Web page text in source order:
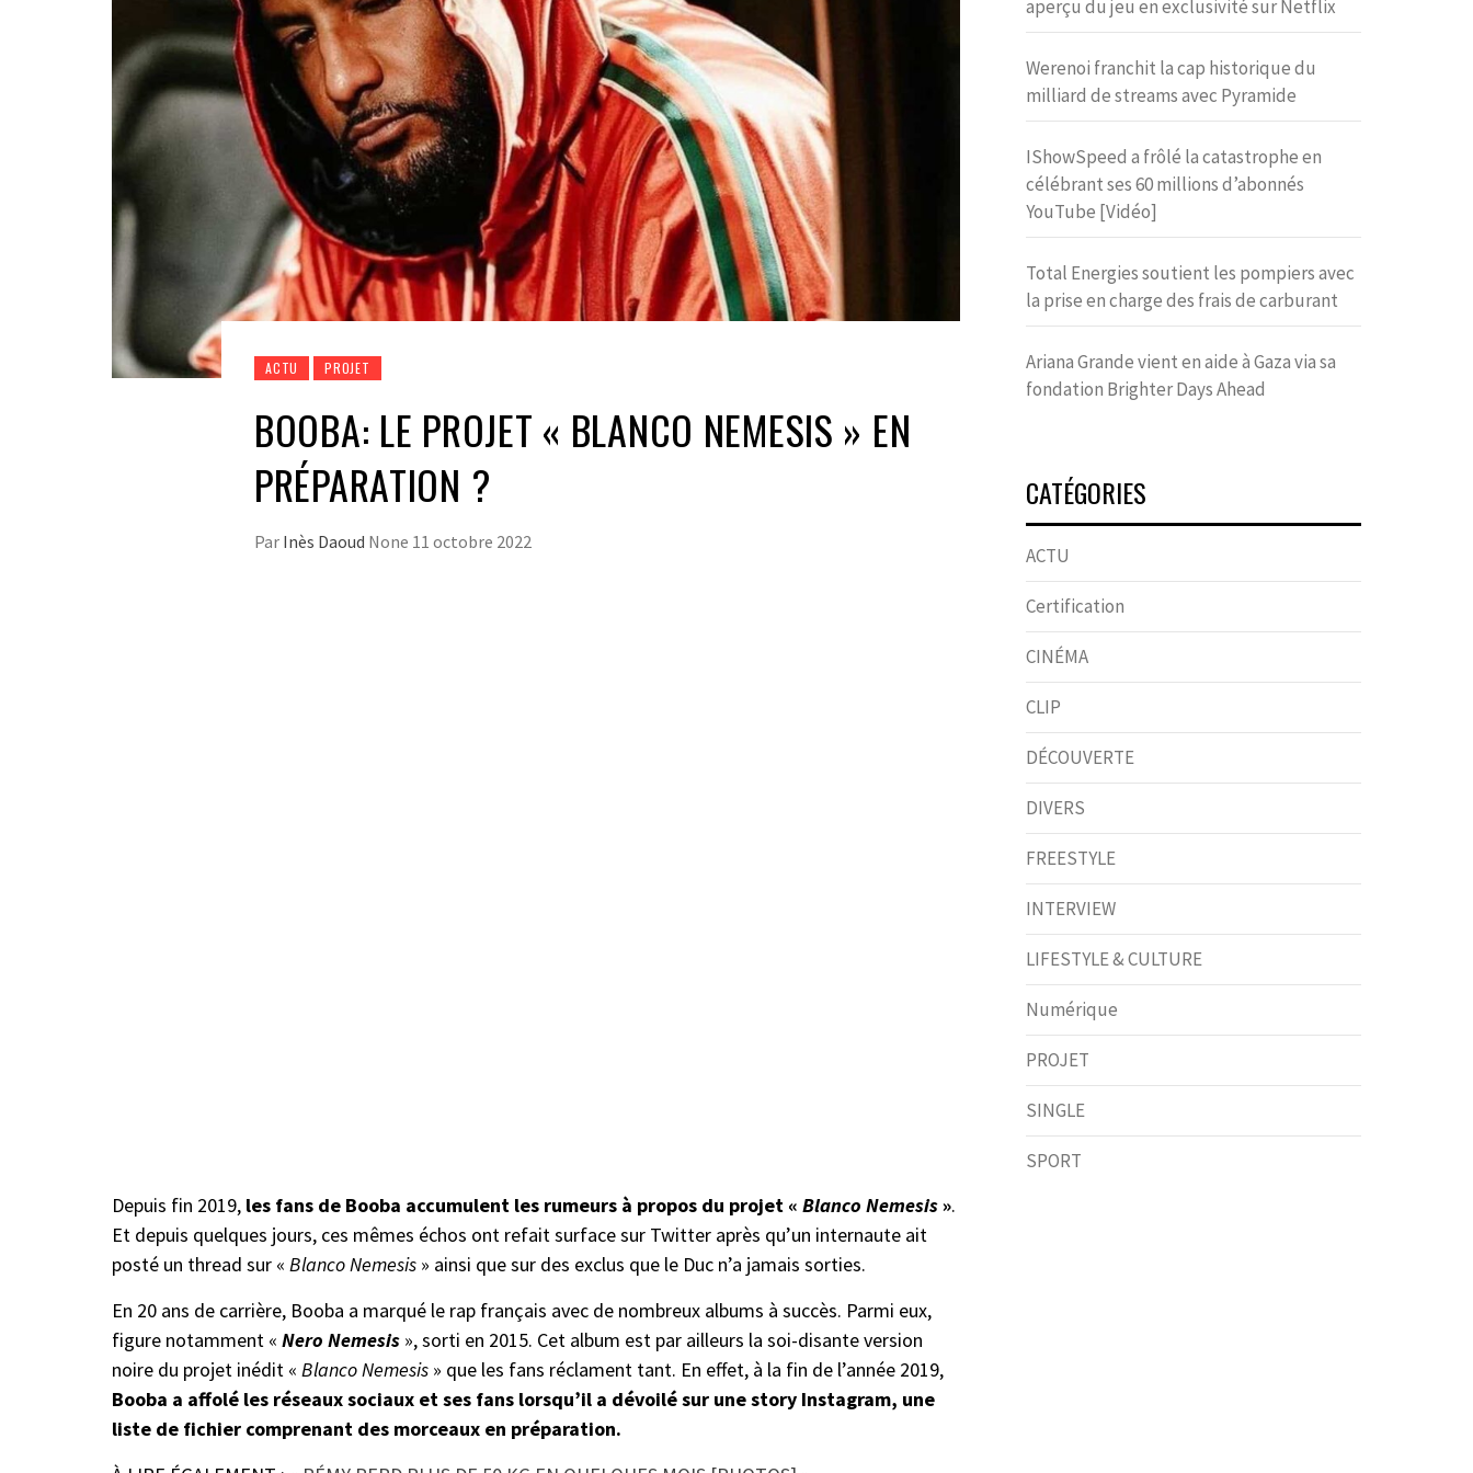
ACTU PROJET
BOOBA: LE PROJET « BLANCO NEMESIS » EN
PRÉPARATION ?
Par Inès Daoud None 11 octobre 2022
Depuis fin 2019, les fans de Booba accumulent les rumeurs à propos du projet « Blanco Nemesis».
Et depuis quelques jours, ces mêmes échos ont refait surface sur Twitter après qu’un internaute ait
posté un thread sur « Blanco Nemesis » ainsi que sur des exclus que le Duc n’a jamais sorties.
En 20 ans de carrière, Booba a marqué le rap français avec de nombreux albums à succès. Parmi eux,
figure notamment « Nero Nemesis », sorti en 2015. Cet album est par ailleurs la soi-disante version
noire du projet inédit « Blanco Nemesis » que les fans réclament tant. En effet, à la fin de l’année 2019,
Booba a affolé les réseaux sociaux et ses fans lorsqu’il a dévoilé sur une story Instagram, une
liste de fichier comprenant des morceaux en préparation.
aperçu du jeu en exclusivité sur Netflix
Werenoi franchit la cap historique du
milliard de streams avec Pyramide
IShowSpeed a frôlé la catastrophe en
célébrant ses 60 millions d’abonnés
YouTube [Vidéo]
Total Energies soutient les pompiers avec
la prise en charge des frais de carburant
Ariana Grande vient en aide à Gaza via sa
fondation Brighter Days Ahead
CATÉGORIES
ACTU
Certification
CINÉMA
CLIP
DÉCOUVERTE
DIVERS
FREESTYLE
INTERVIEW
LIFESTYLE & CULTURE
Numérique
PROJET
SINGLE
SPORT